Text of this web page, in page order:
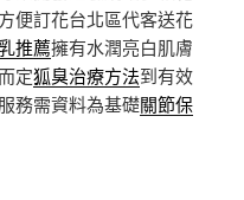
方便訂花台北區代客送花
推薦擁有水潤亮白肌膚
定狐臭治療方法到有效
務需資料為基礎關節保